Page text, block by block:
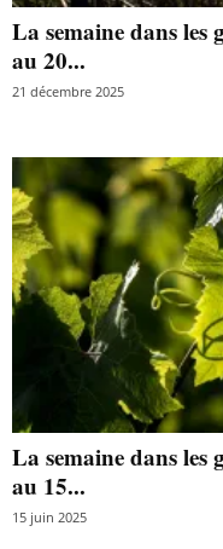
La semaine dans les
au 20...
21 décembre 2025
La semaine dans les
au 15...
15 juin 2025